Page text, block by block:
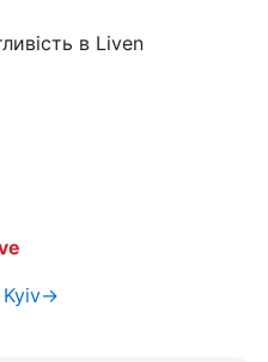
в Liven
Kyiv→